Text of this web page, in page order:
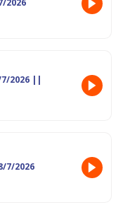
2026
2026 ||
7/2026